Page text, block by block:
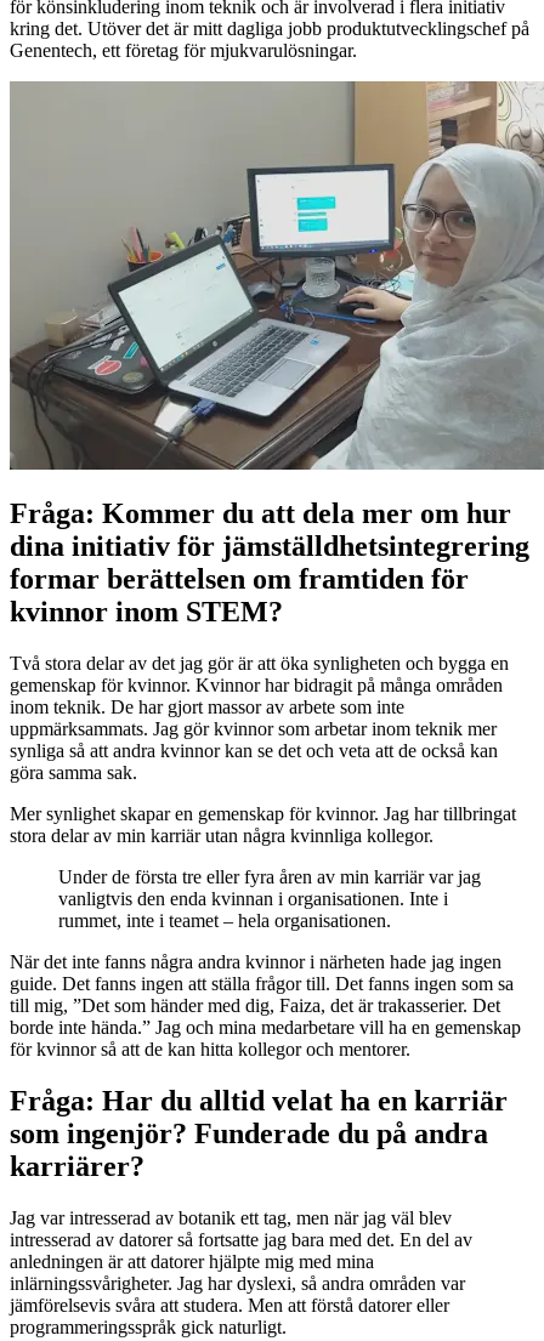
för könsinkludering inom teknik och är involverad i flera initiativ
kring det. Utöver det är mitt dagliga jobb produktutvecklingschef på
Genentech, ett företag för mjukvarulösningar.
Fråga: Kommer du att dela mer om hur
dina initiativ för jämställdhetsintegrering
formar berättelsen om framtiden för
kvinnor inom STEM?
Två stora delar av det jag gör är att öka synligheten och bygga en
gemenskap för kvinnor. Kvinnor har bidragit på många områden
inom teknik. De har gjort massor av arbete som inte
uppmärksammats. Jag gör kvinnor som arbetar inom teknik mer
synliga så att andra kvinnor kan se det och veta att de också kan
göra samma sak.
Mer synlighet skapar en gemenskap för kvinnor. Jag har tillbringat
stora delar av min karriär utan några kvinnliga kollegor.
Under de första tre eller fyra åren av min karriär var jag
vanligtvis den enda kvinnan i organisationen. Inte i
rummet, inte i teamet – hela organisationen.
När det inte fanns några andra kvinnor i närheten hade jag ingen
guide. Det fanns ingen att ställa frågor till. Det fanns ingen som sa
till mig, ”Det som händer med dig, Faiza, det är trakasserier. Det
borde inte hända.” Jag och mina medarbetare vill ha en gemenskap
för kvinnor så att de kan hitta kollegor och mentorer.
Fråga: Har du alltid velat ha en karriär
som ingenjör? Funderade du på andra
karriärer?
Jag var intresserad av botanik ett tag, men när jag väl blev
intresserad av datorer så fortsatte jag bara med det. En del av
anledningen är att datorer hjälpte mig med mina
inlärningssvårigheter. Jag har dyslexi, så andra områden var
jämförelsevis svåra att studera. Men att förstå datorer eller
programmeringsspråk gick naturligt.